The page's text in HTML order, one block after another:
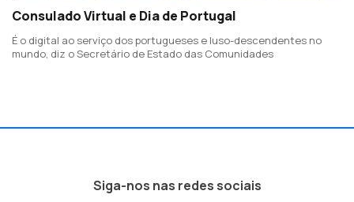
Consulado Virtual e Dia de Portugal
É o digital ao serviço dos portugueses e luso-descendentes no
mundo, diz o Secretário de Estado das Comunidades
Siga-nos nas redes sociais